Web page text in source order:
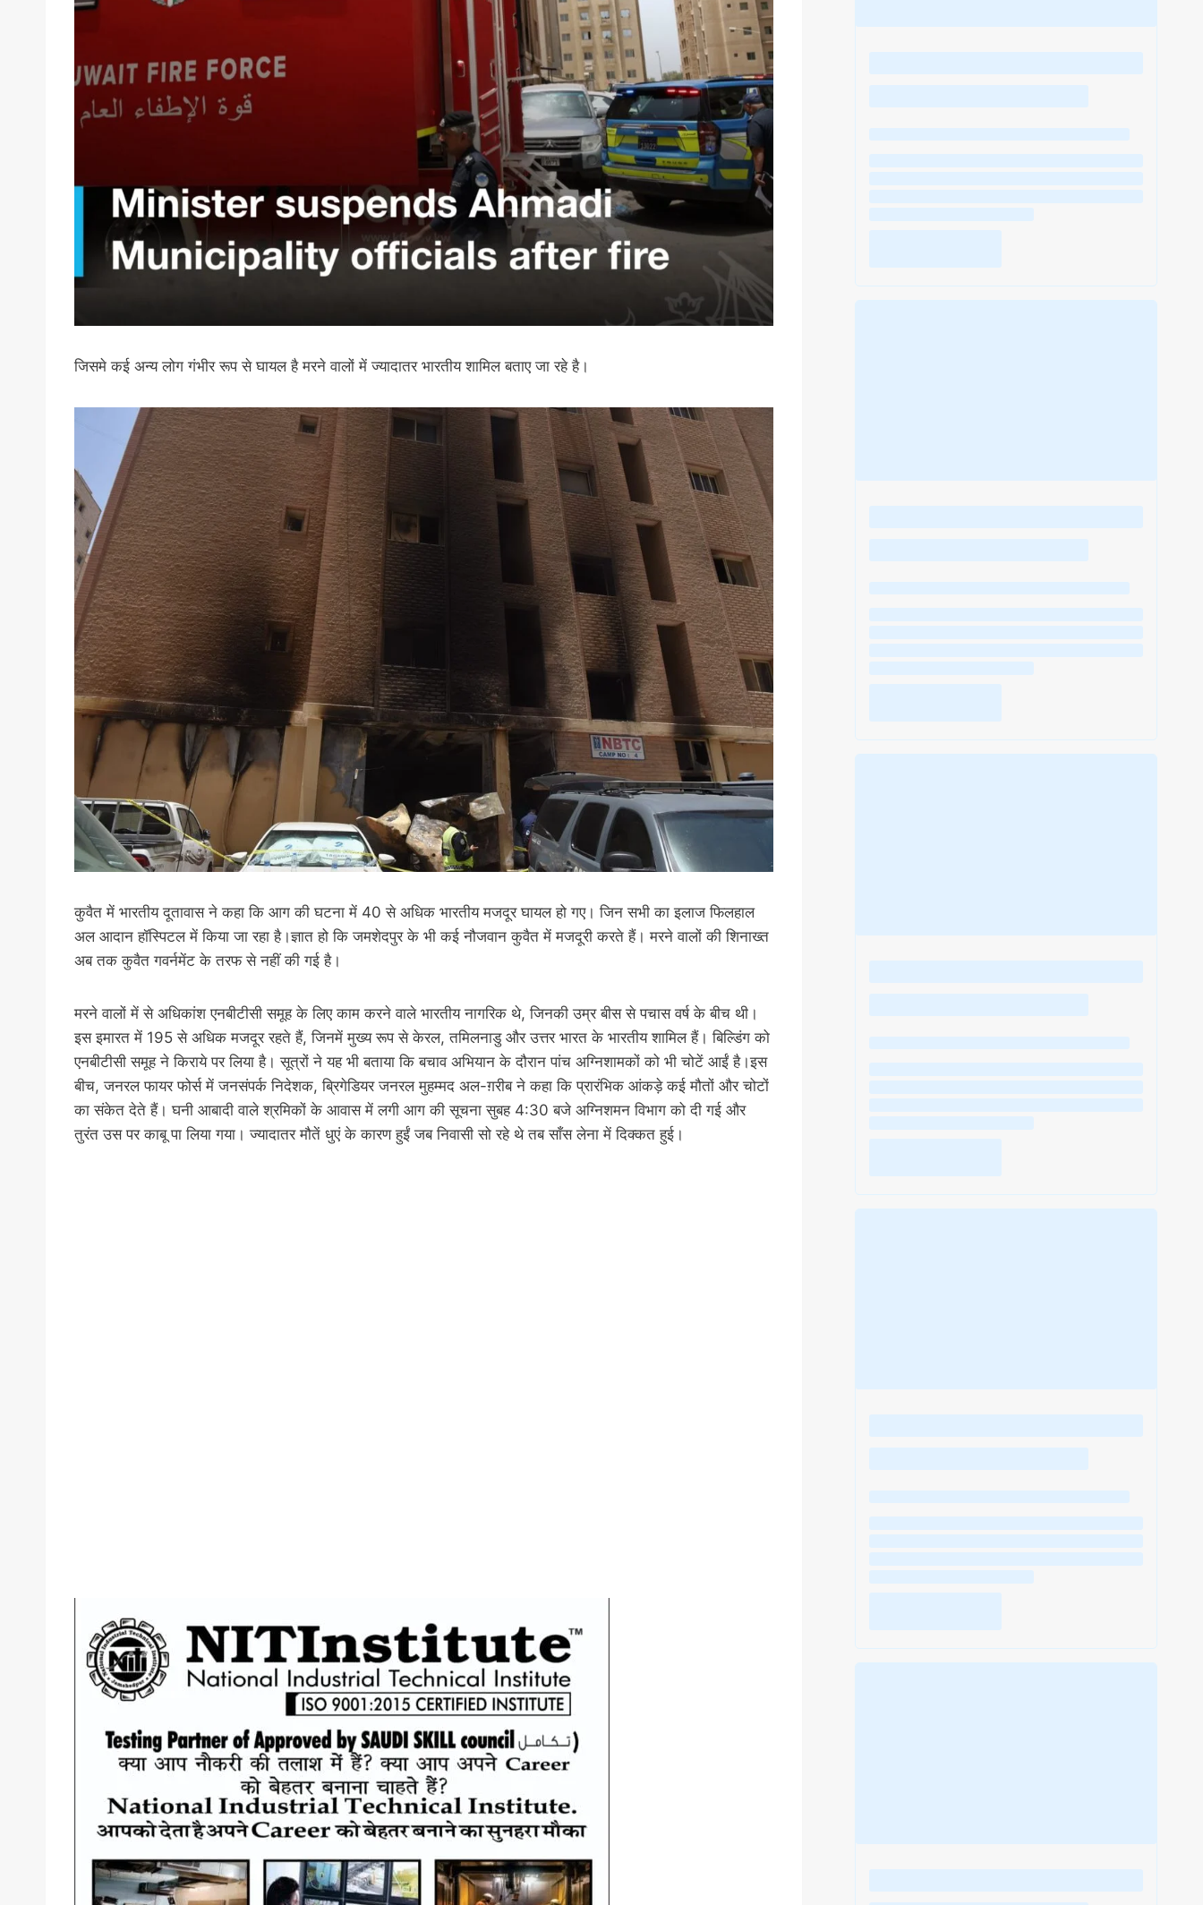
जिसमे कई अन्य लोग गंभीर रूप से घायल है मरने वालों में ज्यादातर भारतीय शामिल बताए जा रहे है।
कुवैत में भारतीय दूतावास ने कहा कि आग की घटना में 40 से अधिक भारतीय मजदूर घायल हो गए। जिन सभी का इलाज फिलहाल
अल आदान हॉस्पिटल में किया जा रहा है।ज्ञात हो कि जमशेदपुर के भी कई नौजवान कुवैत में मजदूरी करते हैं। मरने वालों की शिनाख्त
अब तक कुवैत गवर्नमेंट के तरफ से नहीं की गई है।
मरने वालों में से अधिकांश एनबीटीसी समूह के लिए काम करने वाले भारतीय नागरिक थे, जिनकी उम्र बीस से पचास वर्ष के बीच थी।
इस इमारत में 195 से अधिक मजदूर रहते हैं, जिनमें मुख्य रूप से केरल, तमिलनाडु और उत्तर भारत के भारतीय शामिल हैं। बिल्डिंग को
एनबीटीसी समूह ने किराये पर लिया है। सूत्रों ने यह भी बताया कि बचाव अभियान के दौरान पांच अग्निशामकों को भी चोटें आईं है।इस
बीच, जनरल फायर फोर्स में जनसंपर्क निदेशक, ब्रिगेडियर जनरल मुहम्मद अल-ग़रीब ने कहा कि प्रारंभिक आंकड़े कई मौतों और चोटों
का संकेत देते हैं। घनी आबादी वाले श्रमिकों के आवास में लगी आग की सूचना सुबह 4:30 बजे अग्निशमन विभाग को दी गई और
तुरंत उस पर काबू पा लिया गया। ज्यादातर मौतें धुएं के कारण हुईं जब निवासी सो रहे थे तब साँस लेना में दिक्कत हुई।